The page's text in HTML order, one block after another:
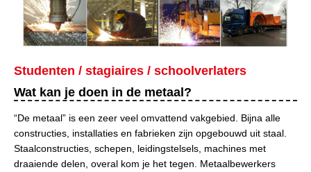
Studenten / stagiaires / schoolverlaters
Wat kan je doen in de metaal?
“De metaal” is een zeer veel omvattend vakgebied. Bijna alle
constructies, installaties en fabrieken zijn opgebouwd uit staal.
Staalconstructies, schepen, leidingstelsels, machines met
draaiende delen, overal kom je het tegen. Metaalbewerkers